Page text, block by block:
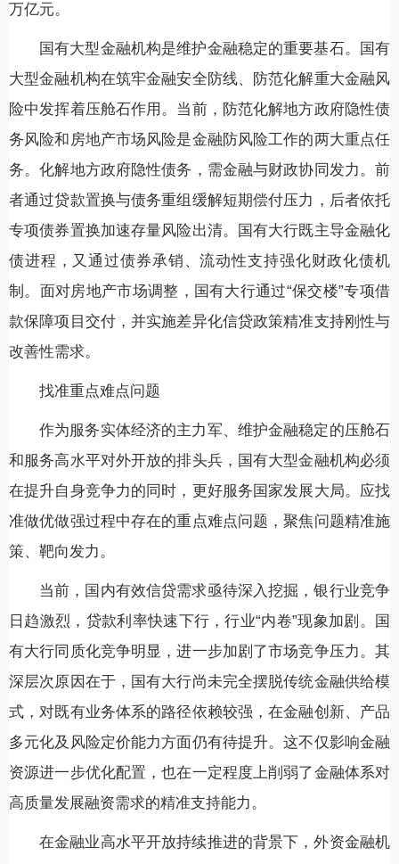
万亿元。
国有大型金融机构是维护金融稳定的重要基石。国有
大型金融机构在筑牢金融安全防线、防范化解重大金融风
险中发挥着压舱石作用。当前，防范化解地方政府隐性债
务风险和房地产市场风险是金融防风险工作的两大重点任
务。化解地方政府隐性债务，需金融与财政协同发力。前
者通过贷款置换与债务重组缓解短期偿付压力，后者依托
专项债券置换加速存量风险出清。国有大行既主导金融化
债进程，又通过债券承销、流动性支持强化财政化债机
制。面对房地产市场调整，国有大行通过“保交楼”专项借
款保障项目交付，并实施差异化信贷政策精准支持刚性与
改善性需求。
找准重点难点问题
作为服务实体经济的主力军、维护金融稳定的压舱石
和服务高水平对外开放的排头兵，国有大型金融机构必须
在提升自身竞争力的同时，更好服务国家发展大局。应找
准做优做强过程中存在的重点难点问题，聚焦问题精准施
策、靶向发力。
当前，国内有效信贷需求亟待深入挖掘，银行业竞争
日趋激烈，贷款利率快速下行，行业“内卷”现象加剧。国
有大行同质化竞争明显，进一步加剧了市场竞争压力。其
深层次原因在于，国有大行尚未完全摆脱传统金融供给模
式，对既有业务体系的路径依赖较强，在金融创新、产品
多元化及风险定价能力方面仍有待提升。这不仅影响金融
资源进一步优化配置，也在一定程度上削弱了金融体系对
高质量发展融资需求的精准支持能力。
在金融业高水平开放持续推进的背景下，外资金融机